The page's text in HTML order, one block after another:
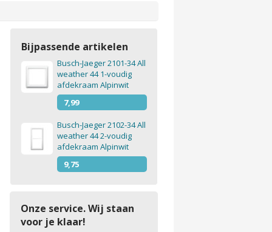
Bijpassende artikelen
Busch-Jaeger 2101-34 All
weather 44 1-voudig
afdekraam Alpinwit
7,99
Busch-Jaeger 2102-34 All
weather 44 2-voudig
afdekraam Alpinwit
9,75
Onze service. Wij staan
voor je klaar!